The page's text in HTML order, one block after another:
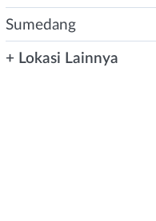
Sumedang
+ Lokasi Lainnya